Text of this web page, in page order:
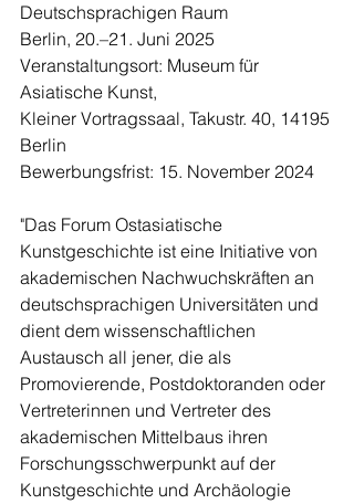
Deutschsprachigen Raum
Berlin, 20.–21. Juni 2025
Veranstaltungsort: Museum für
Asiatische Kunst,
Kleiner Vortragssaal, Takustr. 40, 14195
Berlin
Bewerbungsfrist: 15. November 2024
"Das Forum Ostasiatische
Kunstgeschichte ist eine Initiative von
akademischen Nachwuchskräften an
deutschsprachigen Universitäten und
dient dem wissenschaftlichen
Austausch all jener, die als
Promovierende, Postdoktoranden oder
Vertreterinnen und Vertreter des
akademischen Mittelbaus ihren
Forschungsschwerpunkt auf der
Kunstgeschichte und Archäologie